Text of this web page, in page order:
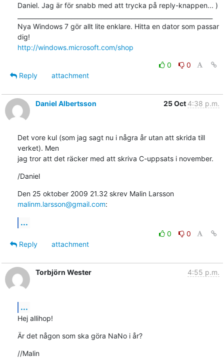
Daniel. Jag är för snabb med att trycka på reply-knappen... )
Nya Windows 7 gör allt lite enklare. Hitta en dator som passar
http://windows.microsoft.com/shop
0
0
Reply
attachment
Daniel Albertsson 25 Oct 4:38 p.m.
Det vore kul (som jag sagt nu i några år utan att skrida till
verket). Men
jag tror att det räcker med att skriva C-uppsats i november.
/Daniel
Den 25 oktober 2009 21.32 skrev Malin Larsson
malinm.larsson@gmail.com:
...
0
0
Reply
attachment
Torbjörn Wester 4:55 p.m.
...
Hej allihop!
Är det någon som ska göra NaNo i år?
//Malin